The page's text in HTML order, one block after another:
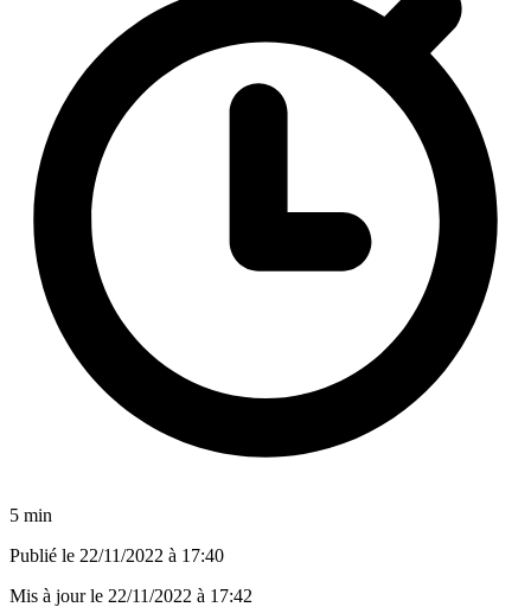
5 min
Publié le 22/11/2022 à 17:40
Mis à jour le 22/11/2022 à 17:42